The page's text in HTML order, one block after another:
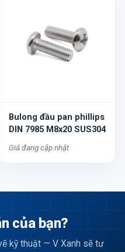
Bulong đầu pan phillips
DIN 7985 M8x20 SUS304
Giá đang cập nhật
của bạn?
kỹ thuật — V Xanh sẽ tư